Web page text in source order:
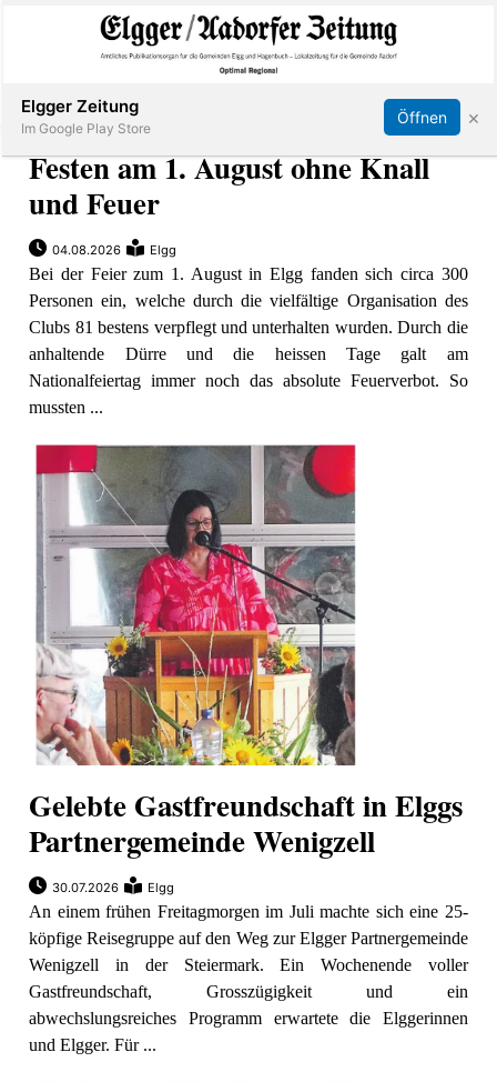
Elgg
Aadorf
E-
App
Region
Abonnieren Online Anmelden Anmelden
Festen am 1. August ohne Knall
und Feuer
04.08.2026 Elgg
Bei der Feier zum 1. August in Elgg fanden sich circa 300
Personen ein, welche durch die vielfältige Organisation des
Clubs 81 bestens verpflegt und unterhalten wurden. Durch die
anhaltende Dürre und die heissen Tage galt am
Nationalfeiertag immer noch das absolute Feuerverbot. So
mussten ...
Gelebte Gastfreundschaft in Elggs
Partnergemeinde Wenigzell
30.07.2026 Elgg
An einem frühen Freitagmorgen im Juli machte sich eine 25-
köpfige Reisegruppe auf den Weg zur Elgger Partnergemeinde
Wenigzell in der Steiermark. Ein Wochenende voller
Gastfreundschaft, Grosszügigkeit und ein
abwechslungsreiches Programm erwartete die Elggerinnen
und Elgger. Für ...
Elgger Zeitung
Im Google Play Store
Öffnen ×